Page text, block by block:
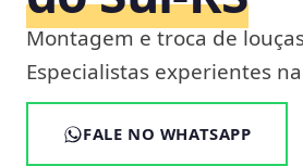
Montagem e troca de
Especialistas experientes
FALE NO WHATSAPP